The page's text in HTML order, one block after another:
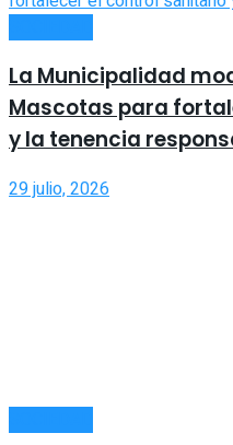
La Municipalidad
Mascotas para
y la tenencia
29 julio, 2026